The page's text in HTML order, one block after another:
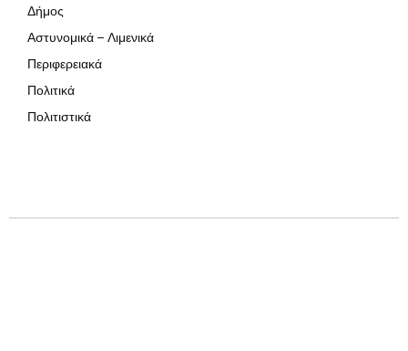
Δήμος
Αστυνομικά – Λιμενικά
Περιφερειακά
Πολιτικά
Πολιτιστικά